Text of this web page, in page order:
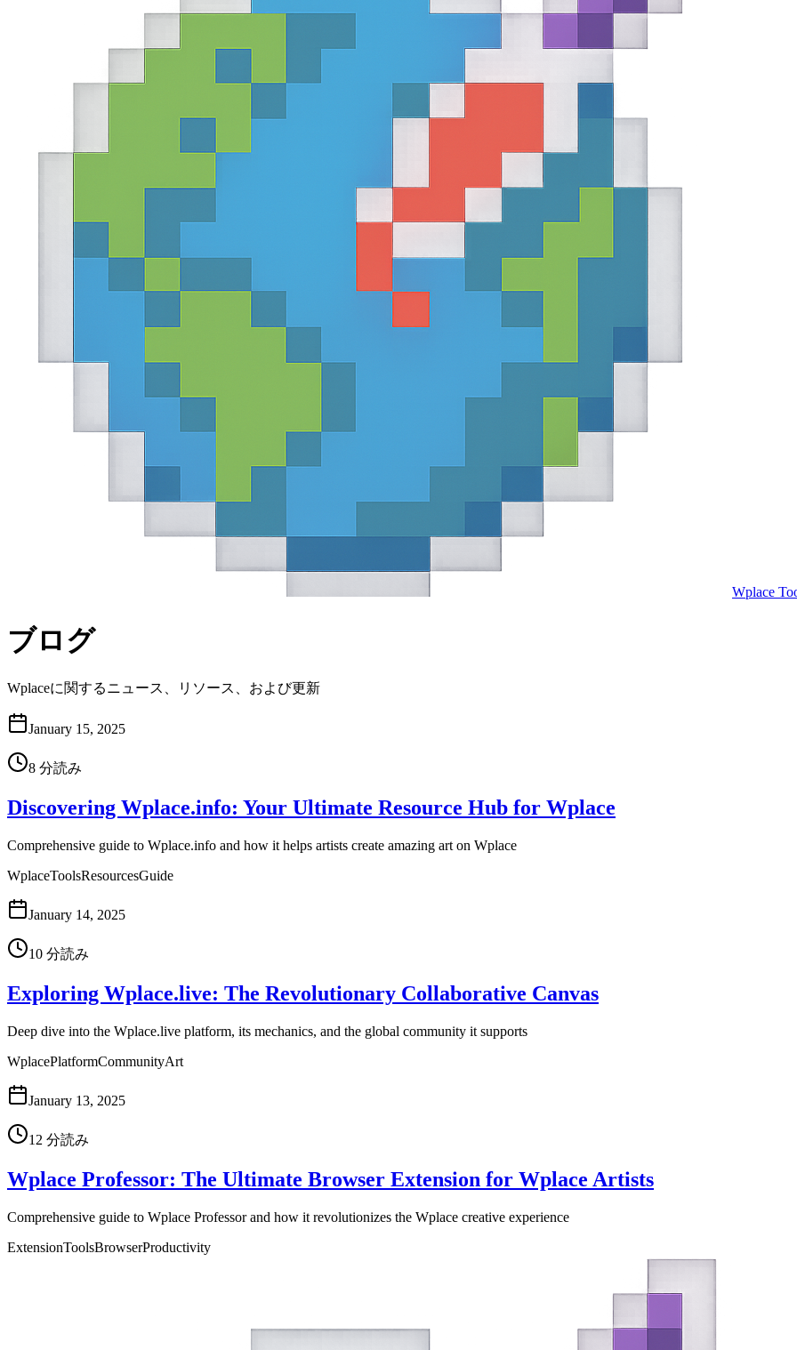
Wplace
ブログ
Wplaceに関するニュース、リソース、および更新
January 15, 2025
8 分読み
Discovering Wplace.info: Your Ultimate Resource Hub for Wplace
Comprehensive guide to Wplace.info and how it helps artists create amazing art on Wplace
WplaceToolsResourcesGuide
January 14, 2025
10 分読み
Exploring Wplace.live: The Revolutionary Collaborative Canvas
Deep dive into the Wplace.live platform, its mechanics, and the global community it supports
WplacePlatformCommunityArt
January 13, 2025
12 分読み
Wplace Professor: The Ultimate Browser Extension for Wplace Artists
Comprehensive guide to Wplace Professor and how it revolutionizes the Wplace creative experience
ExtensionToolsBrowserProductivity